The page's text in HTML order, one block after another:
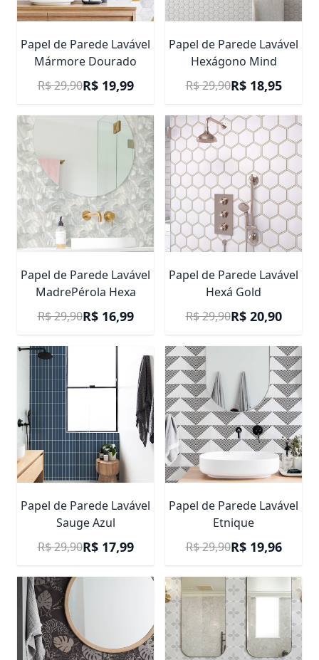
Papel de Parede Lavável
Mármore Dourado
Preço Promocional
R$ 19,99
R$ 29,90
Papel de Parede Lavável
Hexágono Mind
Preço Promocional
R$ 18,95
R$ 29,90
Papel de Parede Lavável
MadrePérola Hexa
Preço Promocional
R$ 16,99
R$ 29,90
Papel de Parede Lavável
Hexá Gold
Preço Promocional
R$ 20,90
R$ 29,90
Papel de Parede Lavável
Sauge Azul
Preço Promocional
R$ 17,99
R$ 29,90
Papel de Parede Lavável
Etnique
Preço Promocional
R$ 19,96
R$ 29,90